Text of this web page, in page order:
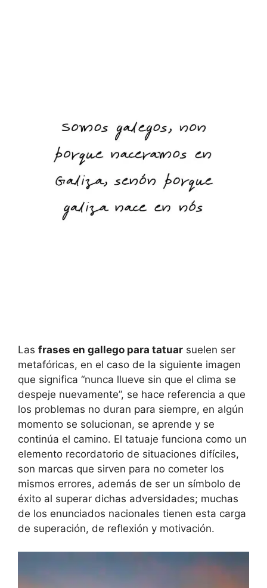
Las frases en gallego para tatuar suelen ser
metafóricas, en el caso de la siguiente imagen
que significa “nunca llueve sin que el clima se
despeje nuevamente”, se hace referencia a que
los problemas no duran para siempre, en algún
momento se solucionan, se aprende y se
continúa el camino. El tatuaje funciona como un
elemento recordatorio de situaciones difíciles,
son marcas que sirven para no cometer los
mismos errores, además de ser un símbolo de
éxito al superar dichas adversidades; muchas
de los enunciados nacionales tienen esta carga
de superación, de reflexión y motivación.